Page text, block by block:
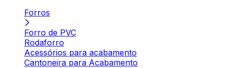
Forros
Forro de PVC
Rodaforro
Acessórios para acabamento
Cantoneira para Acabamento